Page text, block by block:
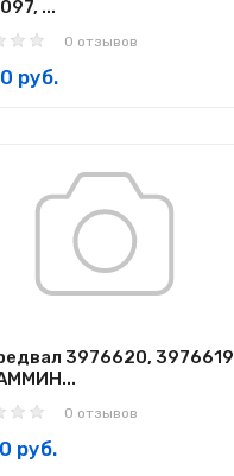
...
0 отзывов
руб.
3976620, 3976619
0 отзывов
руб.